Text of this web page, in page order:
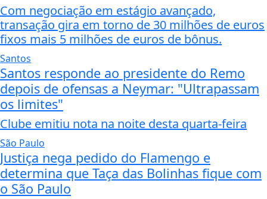
Com negociação em estágio avançado,
transação gira em torno de 30 milhões de euros
fixos mais 5 milhões de euros de bônus.
Santos
Santos responde ao presidente do Remo
depois de ofensas a Neymar: "Ultrapassam
os limites"
Clube emitiu nota na noite desta quarta-feira
São Paulo
Justiça nega pedido do Flamengo e
determina que Taça das Bolinhas fique com
o São Paulo